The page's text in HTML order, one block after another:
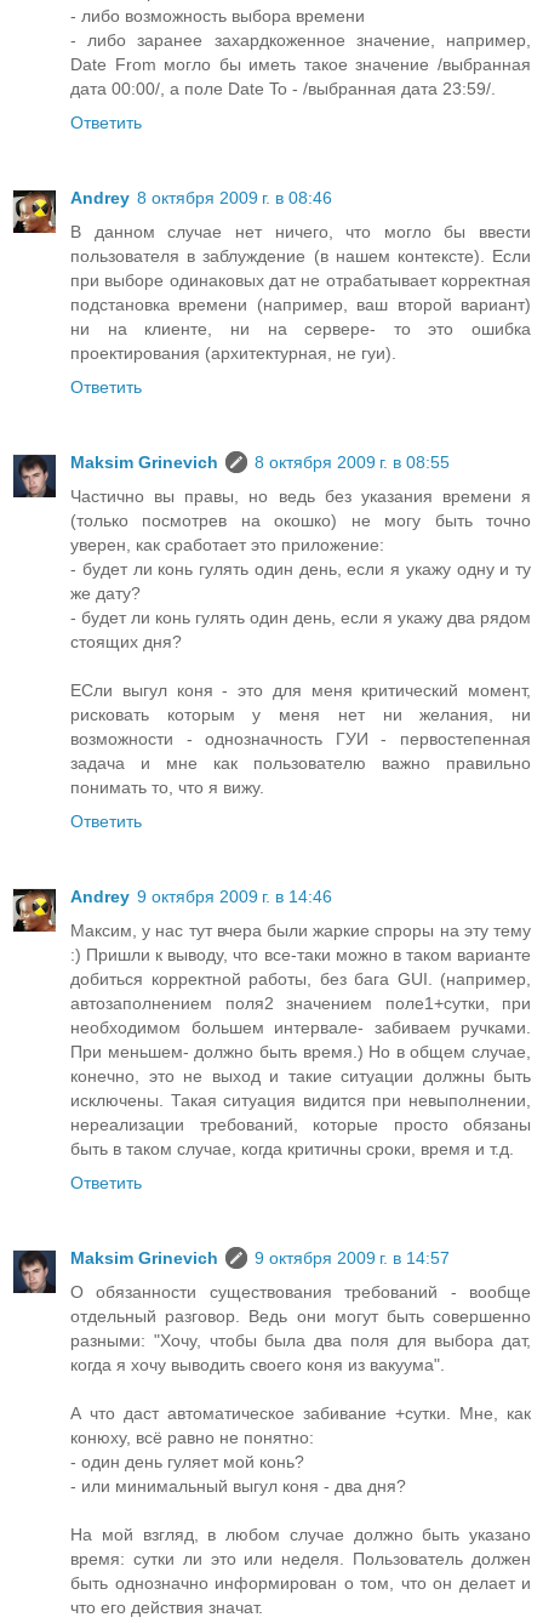
- либо возможность выбора времени
- либо заранее захардкоженное значение, например,
Date From могло бы иметь такое значение /выбранная
дата 00:00/, а поле Date To - /выбранная дата 23:59/.
Ответить
Andrey 8 октября 2009 г. в 08:46
В данном случае нет ничего, что могло бы ввести
пользователя в заблуждение (в нашем контексте). Если
при выборе одинаковых дат не отрабатывает корректная
подстановка времени (например, ваш второй вариант)
ни на клиенте, ни на сервере- то это ошибка
проектирования (архитектурная, не гуи).
Ответить
Maksim Grinevich
8 октября 2009 г. в 08:55
Частично вы правы, но ведь без указания времени я
(только посмотрев на окошко) не могу быть точно
уверен, как сработает это приложение:
- будет ли конь гулять один день, если я укажу одну и ту
же дату?
- будет ли конь гулять один день, если я укажу два рядом
стоящих дня?
ЕСли выгул коня - это для меня критический момент,
рисковать которым у меня нет ни желания, ни
возможности - однозначность ГУИ - первостепенная
задача и мне как пользователю важно правильно
понимать то, что я вижу.
Ответить
Andrey 9 октября 2009 г. в 14:46
Максим, у нас тут вчера были жаркие спроры на эту тему
:) Пришли к выводу, что все-таки можно в таком варианте
добиться корректной работы, без бага GUI. (например,
автозаполнением поля2 значением поле1+сутки, при
необходимом большем интервале- забиваем ручками.
При меньшем- должно быть время.) Но в общем случае,
конечно, это не выход и такие ситуации должны быть
исключены. Такая ситуация видится при невыполнении,
нереализации требований, которые просто обязаны
быть в таком случае, когда критичны сроки, время и т.д.
Ответить
Maksim Grinevich
9 октября 2009 г. в 14:57
О обязанности существования требований - вообще
отдельный разговор. Ведь они могут быть совершенно
разными: "Хочу, чтобы была два поля для выбора дат,
когда я хочу выводить своего коня из вакуума".
А что даст автоматическое забивание +сутки. Мне, как
конюху, всё равно не понятно:
- один день гуляет мой конь?
- или минимальный выгул коня - два дня?
На мой взгляд, в любом случае должно быть указано
время: сутки ли это или неделя. Пользователь должен
быть однозначно информирован о том, что он делает и
что его действия значат.